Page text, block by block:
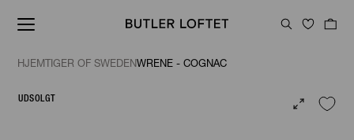
HJEM TIGER OF SWEDENWRENE - COGNAC
UDSOLGT